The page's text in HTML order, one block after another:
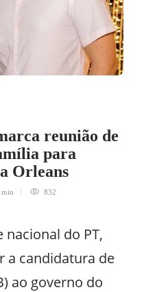
reunião de
para
Orleans
min 832
do PT,
a candidatura de
ao governo do